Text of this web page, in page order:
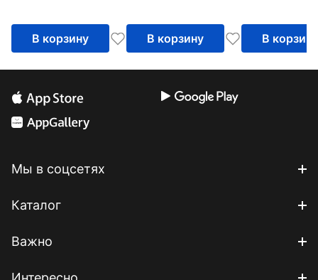
В корзину В корзину В корзину
Мы в соцсетях
Каталог
Важно